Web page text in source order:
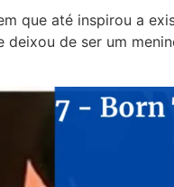
que até inspirou a
de ser um